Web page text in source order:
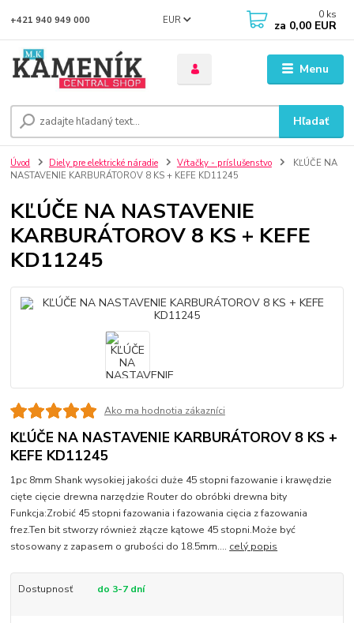
Menu
EUR
Hľadať
+421 940 949 000 0 ks
za 0,00 EUR
Úvod Diely pre elektrické náradie Vŕtačky - príslušenstvo
KĽÚČE NA
NASTAVENIE KARBURÁTOROV 8 KS + KEFE KD11245
KĽÚČE NA NASTAVENIE
KARBURÁTOROV 8 KS + KEFE
KD11245
Ako ma hodnotia zákazníci
KĽÚČE NA NASTAVENIE KARBURÁTOROV 8 KS +
KEFE KD11245
1pc 8mm Shank wysokiej jakości duże 45 stopni fazowanie i krawędzie
cięte cięcie drewna narzędzie Router do obróbki drewna bity
Funkcja:Zrobić 45 stopni fazowania i fazowania cięcia z fazowania
frez.Ten bit stworzy również złącze kątowe 45 stopni.Może być
stosowany z zapasem o grubości do 18.5mm.... celý popis
Dostupnosť do 3-7 dní